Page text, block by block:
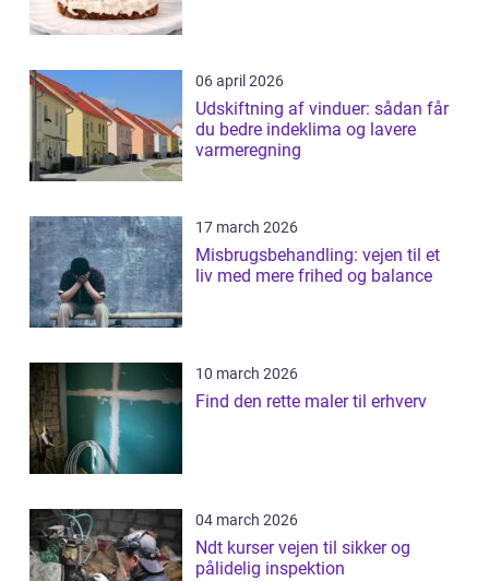
06 april 2026
Udskiftning af vinduer: sådan får
du bedre indeklima og lavere
varmeregning
17 march 2026
Misbrugsbehandling: vejen til et
liv med mere frihed og balance
10 march 2026
Find den rette maler til erhverv
04 march 2026
Ndt kurser vejen til sikker og
pålidelig inspektion